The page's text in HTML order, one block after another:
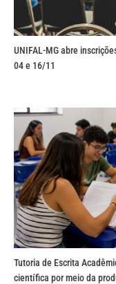
UNIFAL-MG abre
04 e 16/11
Tutoria de Escrita
científica por meio da